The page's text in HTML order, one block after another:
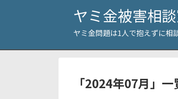
ヤミ金被害相
ヤミ金問題は1人で抱えずに相
「2024年07月」 一